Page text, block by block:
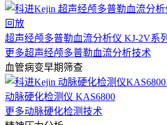
超声经颅多普勒血流分析仪 KJ-2V系列
更多超声经颅多普勒血流分析技术
血管病变早期筛查
动脉硬化检测仪 KAS6800
更多动脉硬化检测技术